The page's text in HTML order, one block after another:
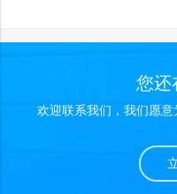
您还
欢迎联系我们，我们愿意